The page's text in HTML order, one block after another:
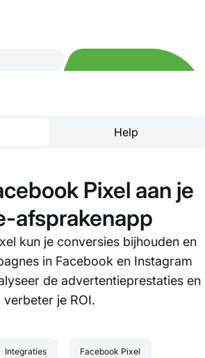
Help
Pixel aan je
afsprakenapp
kun je conversies bijhouden en
in Facebook en Instagram
de advertentieprestaties en
verbeter je ROI.
Integraties Facebook Pixel